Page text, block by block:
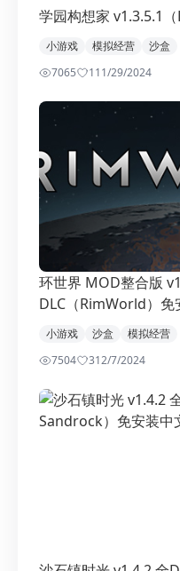
学园构想家 v1.3.5.1
小游戏 模拟经营
沙盒
7065
111/29/2024
环世界 MOD整合版
DLC（RimWorld）免
小游戏 沙盒
模拟经营
7504
312/7/2024